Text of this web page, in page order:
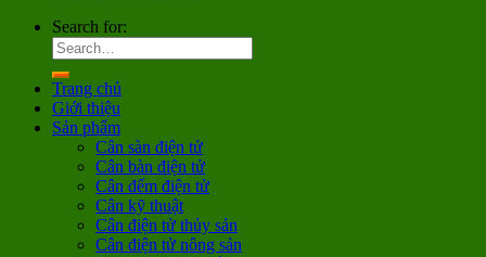
Search for:
Trang chủ
Giới thiệu
Sản phẩm
Cân sàn điện tử
Cân bàn điện tử
Cân đếm điện tử
Cân kỹ thuật
Cân điện tử thủy sản
Cân điện tử nông sản